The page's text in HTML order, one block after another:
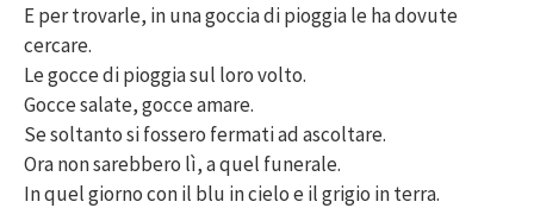
E per trovarle, in una goccia di pioggia le ha dovute
cercare.
Le gocce di pioggia sul loro volto.
Gocce salate, gocce amare.
Se soltanto si fossero fermati ad ascoltare.
Ora non sarebbero lì, a quel funerale.
In quel giorno con il blu in cielo e il grigio in terra.